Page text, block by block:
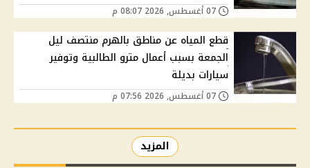
قطع المياه عن مناطق بالهرم منتصف ليل
الجمعة بسبب أعمال مترو الطالبية وتوفير
سيارات بديلة
المزيد